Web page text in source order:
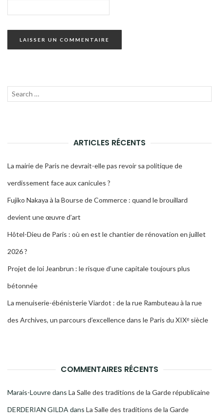
Recherche
ARTICLES RÉCENTS
La mairie de Paris ne devrait-elle pas revoir sa politique de
verdissement face aux canicules ?
Fujiko Nakaya à la Bourse de Commerce : quand le brouillard
devient une œuvre d’art
Hôtel-Dieu de Paris : où en est le chantier de rénovation en juillet
2026 ?
Projet de loi Jeanbrun : le risque d’une capitale toujours plus
bétonnée
La menuiserie-ébénisterie Viardot : de la rue Rambuteau à la rue
des Archives, un parcours d’excellence dans le Paris du XIXᵉ siècle
COMMENTAIRES RÉCENTS
Marais-Louvredans La Salle des traditions de la Garde républicaine
DERDERIAN GILDA dans La Salle des traditions de la Garde